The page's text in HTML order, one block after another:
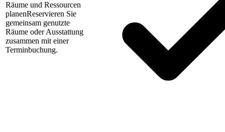
Räume und Ressourcen
planenReservieren Sie
gemeinsam genutzte
Räume oder Ausstattung
zusammen mit einer
Terminbuchung.